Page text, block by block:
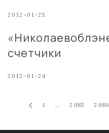
2012-01-25
счетчики
2012-01-24
1 … 2 085 2 086